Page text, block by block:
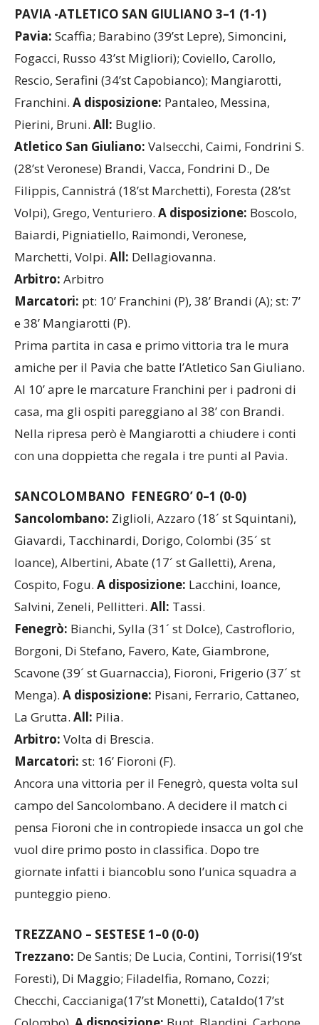
PAVIA -ATLETICO SAN GIULIANO 3–1 (1-1)
Pavia: Scaffia; Barabino (39’st Lepre), Simoncini,
Fogacci, Russo 43’st Migliori); Coviello, Carollo,
Rescio, Serafini (34’st Capobianco); Mangiarotti,
Franchini. A disposizione: Pantaleo, Messina,
Pierini, Bruni. All: Buglio.
Atletico San Giuliano: Valsecchi, Caimi, Fondrini S.
(28’st Veronese) Brandi, Vacca, Fondrini D., De
Filippis, Cannistrá (18’st Marchetti), Foresta (28’st
Volpi), Grego, Venturiero. A disposizione: Boscolo,
Baiardi, Pigniatiello, Raimondi, Veronese,
Marchetti, Volpi. All: Dellagiovanna.
Arbitro: Arbitro
Marcatori: pt: 10’ Franchini (P), 38’ Brandi (A); st: 7’
e 38’ Mangiarotti (P).
Prima partita in casa e primo vittoria tra le mura
amiche per il Pavia che batte l’Atletico San Giuliano.
Al 10’ apre le marcature Franchini per i padroni di
casa, ma gli ospiti pareggiano al 38’ con Brandi.
Nella ripresa però è Mangiarotti a chiudere i conti
con una doppietta che regala i tre punti al Pavia.
SANCOLOMBANO FENEGRO’ 0–1 (0-0)
Sancolombano: Ziglioli, Azzaro (18´ st Squintani),
Giavardi, Tacchinardi, Dorigo, Colombi (35´ st
Ioance), Albertini, Abate (17´ st Galletti), Arena,
Cospito, Fogu. A disposizione: Lacchini, Ioance,
Salvini, Zeneli, Pellitteri. All: Tassi.
Fenegrò: Bianchi, Sylla (31´ st Dolce), Castroflorio,
Borgoni, Di Stefano, Favero, Kate, Giambrone,
Scavone (39´ st Guarnaccia), Fioroni, Frigerio (37´ st
Menga). A disposizione: Pisani, Ferrario, Cattaneo,
La Grutta. All: Pilia.
Arbitro: Volta di Brescia.
Marcatori: st: 16’ Fioroni (F).
Ancora una vittoria per il Fenegrò, questa volta sul
campo del Sancolombano. A decidere il match ci
pensa Fioroni che in contropiede insacca un gol che
vuol dire primo posto in classifica. Dopo tre
giornate infatti i biancoblu sono l’unica squadra a
punteggio pieno.
TREZZANO – SESTESE 1–0 (0-0)
Trezzano: De Santis; De Lucia, Contini, Torrisi(19’st
Foresti), Di Maggio; Filadelfia, Romano, Cozzi;
Checchi, Caccianiga(17’st Monetti), Cataldo(17’st